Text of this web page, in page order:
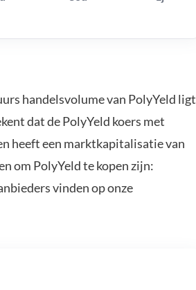
handelsvolume van PolyYeld ligt
dat de PolyYeld koers met
heeft een marktkapitalisatie van
om PolyYeld te kopen zijn:
vinden op onze